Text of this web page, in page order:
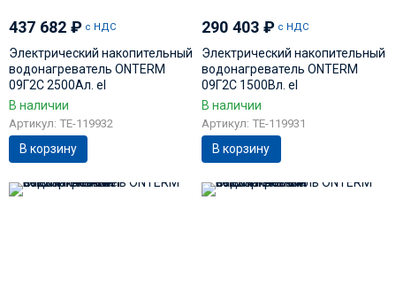
437 682 ₽ с НДС
Электрический накопительный
водонагреватель ONTERM
09Г2С 2500Ал. el
В наличии
Артикул: TE-119932
В корзину
290 403₽ с НДС
Электрический накопительный
водонагреватель ONTERM
09Г2С 1500Вл. el
В наличии
Артикул: TE-119931
В корзину